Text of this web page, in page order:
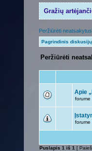
Gražių
Peržiūrėti
Pagrindinis
Peržiūrėti
Apie
forume
forume
Puslapis 1 iš 1 [